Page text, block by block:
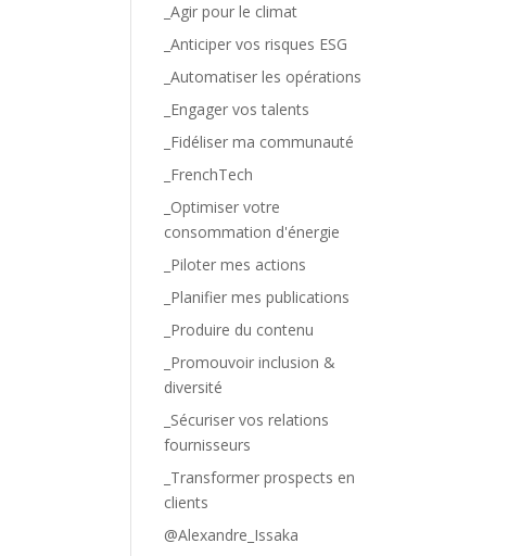
_Agir pour le climat
_Anticiper vos risques ESG
_Automatiser les opérations
_Engager vos talents
_Fidéliser ma communauté
_FrenchTech
_Optimiser votre
consommation d'énergie
_Piloter mes actions
_Planifier mes publications
_Produire du contenu
_Promouvoir inclusion &
diversité
_Sécuriser vos relations
fournisseurs
_Transformer prospects en
clients
@Alexandre_Issaka